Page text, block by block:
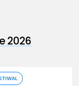
2026